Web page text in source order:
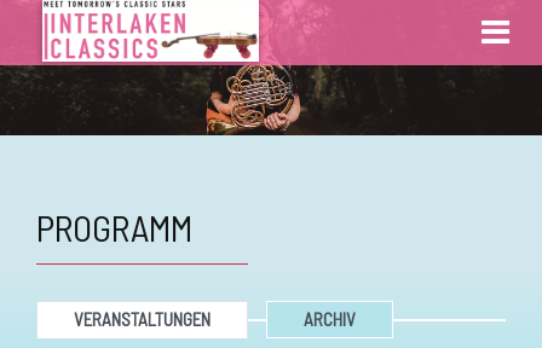
PROGRAMM
VERANSTALTUNGEN ARCHIV